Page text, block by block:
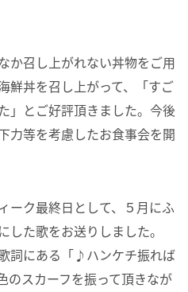
か召し上がれない丼物をご用
鮮丼を召し上がって、「すご
」とご好評頂きました。今後
力等を考慮したお食事会を開
ーク最終日として、５月にふ
した歌をお送りしました。
詞にある「♪ハンケチ振れば
のスカーフを振って頂きなが